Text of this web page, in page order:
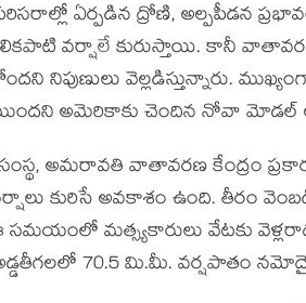
ఏర్పడిన ద్రోణి, అల్పపీడన
తేలికపాటి వర్షాలే కురుస్తాయి. కానీ
నిపుణులు వెల్లడిస్తున్నారు.
అమెరికాకు చెందిన నోవా మోడల్‌
సంస్థ, అమరావతి వాతావరణ కేంద్రం
కురిసే అవకాశం ఉంది. తీరం
మత్స్యకారులు వేటకు
70.5 మి.మీ. వర్షపాతం